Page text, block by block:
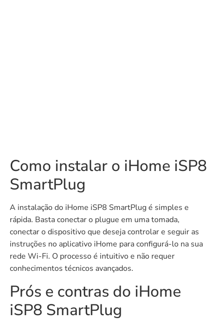
Como instalar o iHome iSP8
SmartPlug
A instalação do iHome iSP8 SmartPlug é simples e
rápida. Basta conectar o plugue em uma tomada,
conectar o dispositivo que deseja controlar e seguir as
instruções no aplicativo iHome para configurá-lo na sua
rede Wi-Fi. O processo é intuitivo e não requer
conhecimentos técnicos avançados.
Prós e contras do iHome
iSP8 SmartPlug